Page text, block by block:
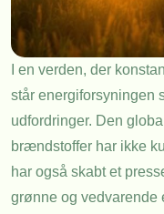
I en verden, der
står energiforsyningen
udfordringer. Den
brændstoffer har ikke
har også skabt et
grønne og vedvarende